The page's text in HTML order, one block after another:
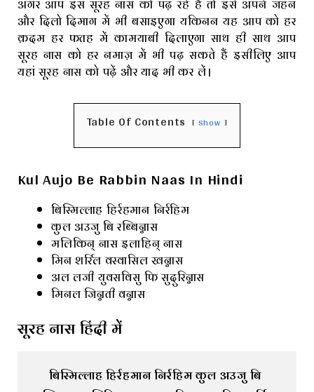
अगर आप इस सूरह नास को पढ़ रहे हैं तो इसे अपने जहन
और दिलो दिमाग में भी बसाइएगा यकिनन यह आप को हर
क़दम हर फतह में कामयाबी दिलाएगा साथ ही साथ आप
सूरह नास को हर नमाज़ में भी पढ़ सकते हैं इसीलिए आप
यहां सूरह नास को पढ़ें और याद भी कर लें।
Table Of Contents Show
Kul Aujo Be Rabbin Naas In Hindi
बिस्मिल्लाह हिर्रहमान निर्रहिम
कुल अउजु बि रब्बिन्नास
मलिकिन् नास इलाहिन् नास
मिन शर्रिल वस्वासिल खन्नास
अल लजी युवसविसु फि सुदुरिन्नास
मिनल जिन्नती वन्नास
सूरह नास हिंदी में
बिस्मिल्लाह हिर्रहमान निर्रहिम कुल अउजु बि